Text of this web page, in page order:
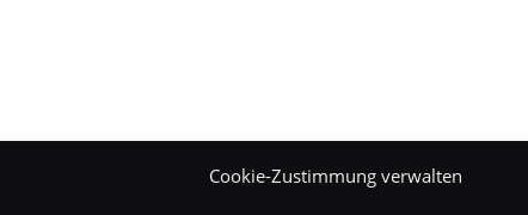
Cookie-Zustimmung verwalten